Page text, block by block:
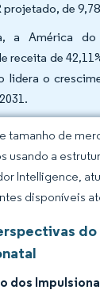
de
a América
receita de
lidera o
tamanho de
usando a
Intelligence,
disponíveis
dos